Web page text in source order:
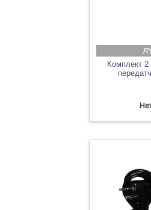
Комплект